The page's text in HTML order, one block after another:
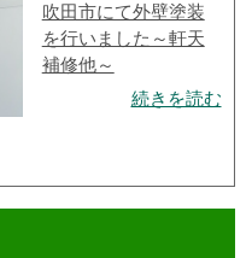
吹田市にて外壁塗装
を行いました～軒天
補修他～
続きを読む